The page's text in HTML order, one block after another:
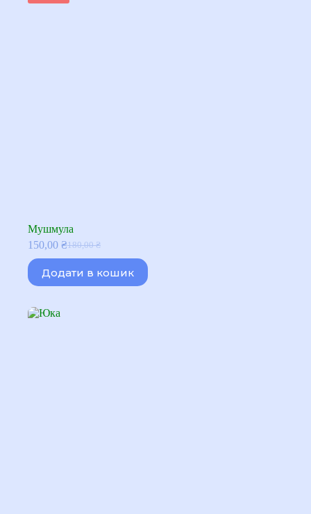
Мушмула
180,00₴
Оригінальна
180,00 ₴.
150,00 ₴Поточна
150,00 ₴.
Додати в кошик